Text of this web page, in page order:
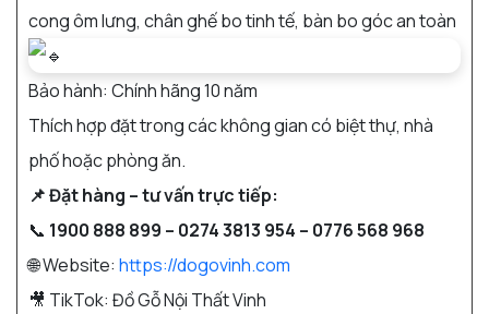
cong ôm lưng, chân ghế bo tinh tế, bàn bo góc an toàn
Bảo hành: Chính hãng 10 năm
Thích hợp đặt trong các không gian có biệt thự, nhà
phố hoặc phòng ăn.
📌 Đặt hàng – tư vấn trực tiếp:
📞 1900 888 899 – 0274 3813 954 – 0776 568 968
🌐 Website: https://dogovinh.com
🎥 TikTok: Đồ Gỗ Nội Thất Vinh